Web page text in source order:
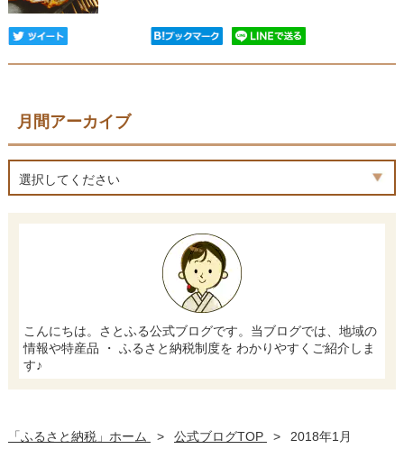
月間アーカイブ
選択してください
こんにちは。さとふる公式ブログです。当ブログでは、地域の
情報や特産品 ・ ふるさと納税制度を わかりやすくご紹介しま
す♪
「ふるさと納税」ホーム > 公式ブログTOP > 2018年1月